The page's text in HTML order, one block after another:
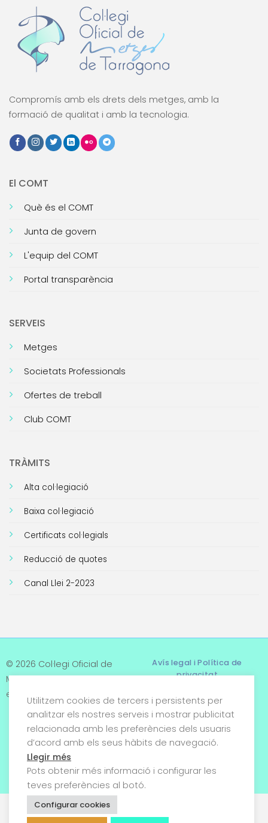
Compromís amb els drets dels metges, amb la
formació de qualitat i amb la tecnologia.
El COMT
Què és el COMT
Junta de govern
L'equip del COMT
Portal transparència
SERVEIS
Metges
Societats Professionals
Ofertes de treball
Club COMT
TRÀMITS
Alta col·legiació
Baixa col·legiació
Certificats col·legials
Reducció de quotes
Canal Llei 2-2023
© 2026 Col·legi Oficial de
Metges de Tarragona. Tots
els drets reservats
Avís legal i Política de
privacitat
Termes i condicions
Política de cookies
Utilitzem cookies de tercers i persistents per
analitzar els nostres serveis i mostrar publicitat
relacionada amb les preferències dels usuaris
d’acord amb els seus hàbits de navegació.
Llegir més
Pots obtenir més informació i configurar les
teves preferències al botó.
Configurar cookies